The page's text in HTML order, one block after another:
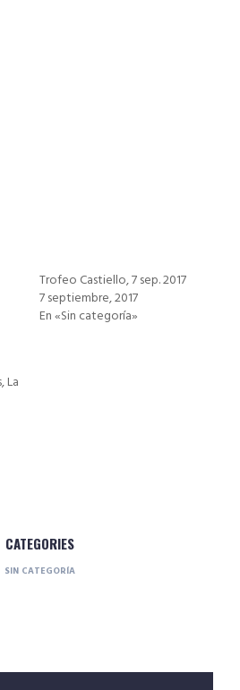
Trofeo Castiello, 7 sep. 2017
7 septiembre, 2017
En «Sin categoría»
La
CATEGORIES
SIN CATEGORÍA